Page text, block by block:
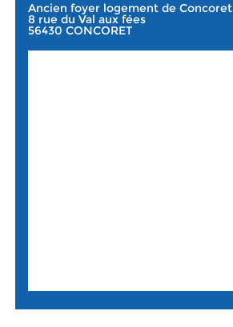
Ancien foyer logement de Concoret
8 rue du Val aux fées
56430 CONCORET